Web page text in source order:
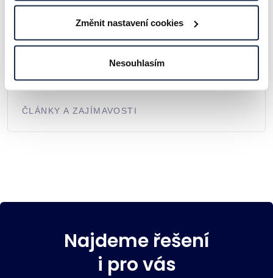
Změnit nastavení cookies
Nesouhlasím
Co je PAM a jak ochránit nejcennější
klíče od vaší IT infrastruktury?
ČLÁNKY A ZAJÍMAVOSTI
Najdeme řešení
i pro vás